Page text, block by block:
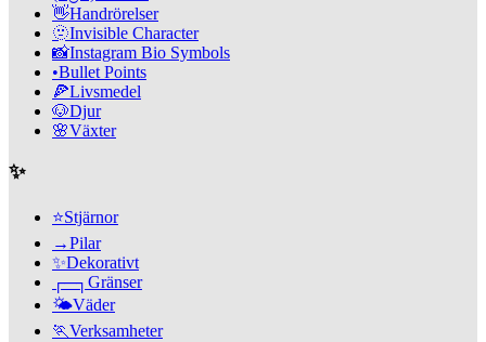
👋Handrörelser
🫥Invisible Character
📸Instagram Bio Symbols
•Bullet Points
🍕Livsmedel
🐶Djur
🌸Växter
✨
⭐Stjärnor
→Pilar
✨Dekorativt
┌─┐ Gränser
🌤️Väder
🏃Verksamheter